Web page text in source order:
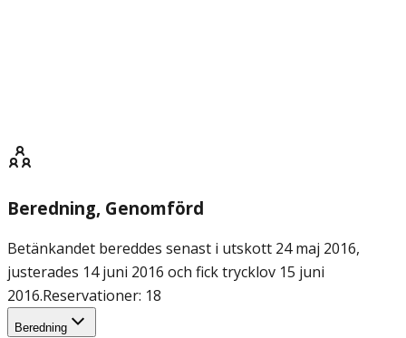
Beredning, Genomförd
Betänkandet bereddes senast i utskott 24 maj 2016,
justerades 14 juni 2016 och fick trycklov 15 juni
2016.Reservationer: 18
Beredning